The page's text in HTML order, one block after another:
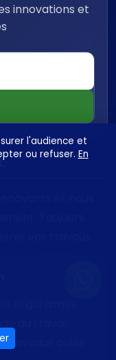
innovations et
outils
l'audience et
ou refuser. En